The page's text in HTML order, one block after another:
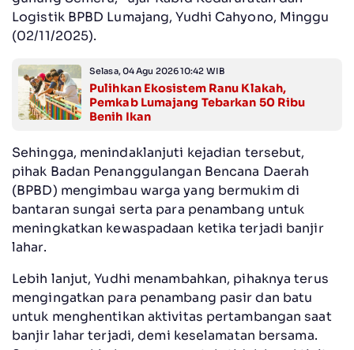
Logistik BPBD Lumajang, Yudhi Cahyono, Minggu
(02/11/2025).
Selasa, 04 Agu 2026 10:42 WIB
Pulihkan Ekosistem Ranu Klakah,
Pemkab Lumajang Tebarkan 50 Ribu
Benih Ikan
Sehingga, menindaklanjuti kejadian tersebut,
pihak Badan Penanggulangan Bencana Daerah
(BPBD) mengimbau warga yang bermukim di
bantaran sungai serta para penambang untuk
meningkatkan kewaspadaan ketika terjadi banjir
lahar.
Lebih lanjut, Yudhi menambahkan, pihaknya terus
mengingatkan para penambang pasir dan batu
untuk menghentikan aktivitas pertambangan saat
banjir lahar terjadi, demi keselamatan bersama.